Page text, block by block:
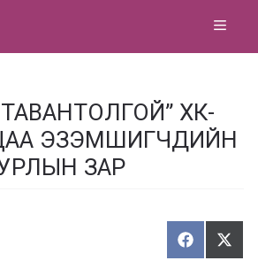
ХК-
ЭЗЭМШИГЧДИЙН
ЗАР
Х
у
Т
ү